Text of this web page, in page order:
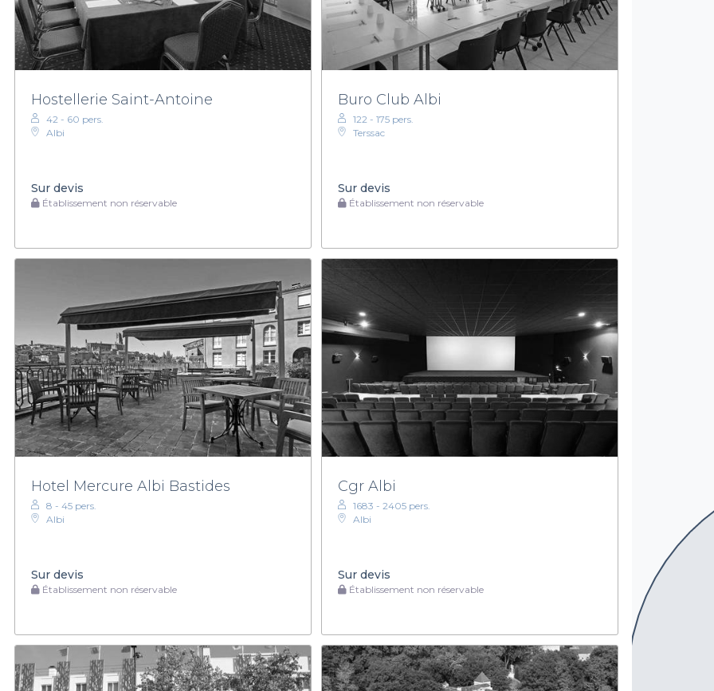
Hostellerie Saint-Antoine
42 - 60 pers.
Albi
Sur devis
Établissement non réservable
Buro Club Albi
122 - 175 pers.
Terssac
Sur devis
Établissement non réservable
Hotel Mercure Albi Bastides
8 - 45 pers.
Albi
Sur devis
Établissement non réservable
Cgr Albi
1683 - 2405 pers.
Albi
Sur devis
Établissement non réservable